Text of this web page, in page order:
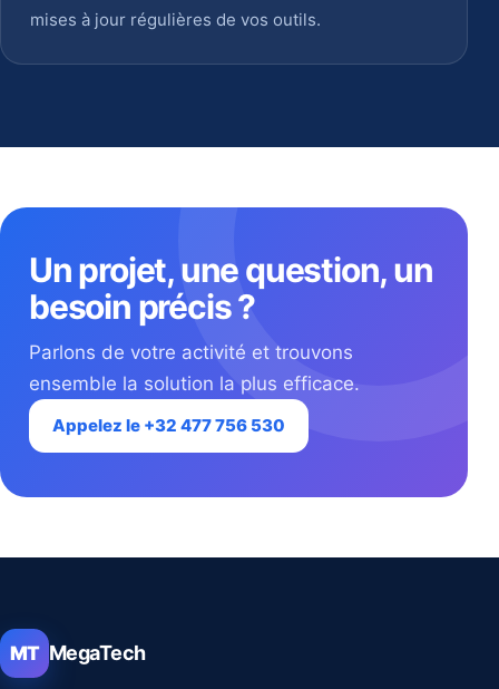
mises à jour régulières de vos outils.
Un projet, une question, un
besoin précis ?
Parlons de votre activité et trouvons
ensemble la solution la plus efficace.
Appelez le +32 477 756 530
MT MegaTech